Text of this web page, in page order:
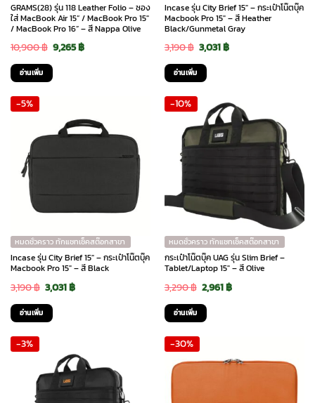
GRAMS(28) รุ่น 118 Leather Folio – ซอง
ใส่ MacBook Air 15” / MacBook Pro 15″
/ MacBook Pro 16” – สี Nappa Olive
10,900฿ Original
price
9,265฿Current
อ่านเพิ่ม
Incase รุ่น City Brief 15″ – กระเป๋าโน๊ตบุ๊ค
Macbook Pro 15″ – สี Heather
Black/Gunmetal Gray
3,190฿ Original
price
was:
3,190 ฿.
3,031฿Current
3,031 ฿.
อ่านเพิ่ม
-5%
หมดชั่วคราว ทักแชทเช็คสต๊อกสาขา
Incase รุ่น City Brief 15″ – กระเป๋าโน๊ตบุ๊ค
Macbook Pro 15″ – สี Black
3,190฿ Original
price
was:
3,031฿Current
อ่านเพิ่ม
-10%
หมดชั่วคราว ทักแชทเช็คสต๊อกสาขา
กระเป๋าโน๊ตบุ๊ค UAG รุ่น Slim Brief –
Tablet/Laptop 15″ – สี Olive
3,290฿ Original
price
was:
2,961฿Current
อ่านเพิ่ม
-3% -30%